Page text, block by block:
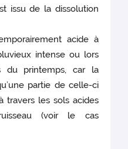
issu de la dissolution
acide à
intense ou lors
printemps, car la
partie de celle-ci
travers les sols acides
(voir le cas